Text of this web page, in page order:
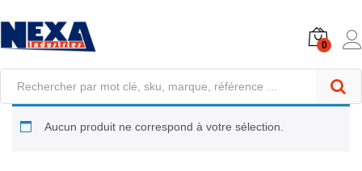
0
Aucun produit ne correspond à votre sélection.